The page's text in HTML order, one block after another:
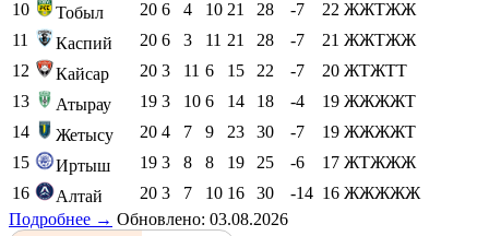
10 Тобыл 20 6 4 10 21 28 -7 22 ЖЖТЖЖ
11
Каспий 20 6 3 11 21 28 -7 21 ЖЖТЖЖ
12
Кайсар 20 3 11 6 15 22 -7 20 ЖТЖТТ
13
Атырау 19 3 10 6 14 18 -4 19 ЖЖЖЖТ
14
Жетысу 20 4 7 9 23 30 -7 19 ЖЖЖЖТ
15
Иртыш 19 3 8 8 19 25 -6 17 ЖТЖЖЖ
16
Алтай 20 3 7 10 16 30 -14 16 ЖЖЖЖЖ
Подробнее → Обновлено: 03.08.2026